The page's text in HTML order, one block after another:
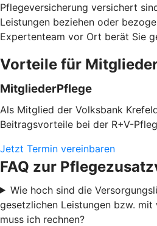
Pflegeversicherung versichert
Leistungen beziehen oder
Expertenteam vor Ort berät Sie
Vorteile für
MitgliederPflege
Als Mitglied der Volksbank
Beitragsvorteile bei der R+V-
Jetzt Termin vereinbaren
FAQ zur
Wie hoch sind die
gesetzlichen Leistungen bzw. mit
muss ich rechnen?